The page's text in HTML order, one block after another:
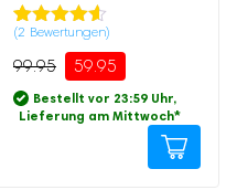
Bewertet
mit 4.50
von 5,
basierend
auf
2
Kundenbewertung
(2 Bewertungen)
99.95 59.95
Bestellt vor 23:59 Uhr,
Lieferung am Mittwoch*